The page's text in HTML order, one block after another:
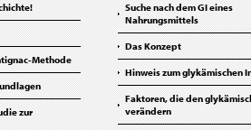
Methode
zur
Suche nach dem GI eines
Nahrungsmittels
Das Konzept
Hinweis zum glykämischen
Faktoren, die den
verändern